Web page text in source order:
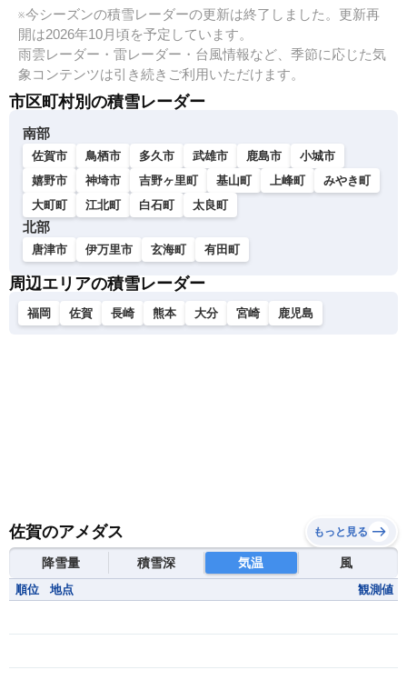
※今シーズンの積雪レーダーの更新は終了しました。更新再
開は2026年10月頃を予定しています。
雨雲レーダー・雷レーダー・台風情報など、季節に応じた気
象コンテンツは引き続きご利用いただけます。
市区町村別の積雪レーダー
南部
佐賀市 鳥栖市 多久市 武雄市 鹿島市
小城市
嬉野市
神埼市 吉野ヶ里町 基山町 上峰町
みやき町
大町町
江北町 白石町 太良町
北部
唐津市 伊万里市 玄海町 有田町
周辺エリアの積雪レーダー
福岡 佐賀 長崎 熊本 大分 宮崎 鹿児島
佐賀のアメダス もっと見る
降雪量 積雪深 気温 風
順位 地点 観測値